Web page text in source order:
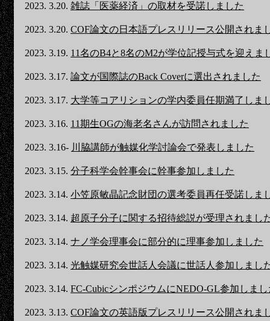
2023. 3.20. 雑誌「医薬経済」の取材を受諾しました
2023. 3.20. COF論文の日本語プレスリリース公開されま
2023. 3.19. 11名のB4と8名のM2が学位記授与式を迎えま
2023. 3.17. 論文が国際誌のBack Coverに選出されました
2023. 3.17. 大学等コアリションの学内委員任期満了しま
2023. 3.16. 11期生OGの海老名さんが訪問されました
2023. 3.16- 川脇講師が触媒化学討論会で発表しました
2023. 3.15. 分子科学会幹事会に幹事参加しました
2023. 3.14. 小笠原敏晶記念財団の選考委員再任受諾しま
2023. 3.14. 超原子分子に関する招待総説が受理されまし
2023. 3.14. ナノ学会理事会に部分的に理事参加しました
2023. 3.14. 光触媒研究会世話人会議に世話人参加しまし
2023. 3.14. FC-CubicシンポジウムにNEDO-GL参加しまし
2023. 3.13. COF論文の英語版プレスリリース公開されま